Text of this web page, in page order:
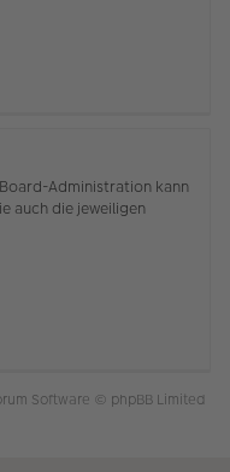
Administration kann
auch die jeweiligen
Software © phpBB Limited